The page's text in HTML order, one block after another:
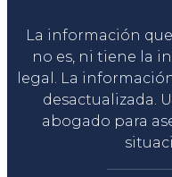
La información
no es, ni tiene la
legal. La
desactualizada.
abogado para